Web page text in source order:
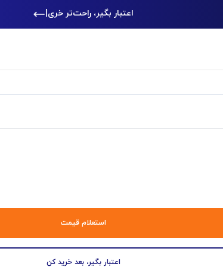
اعتبار بگیر، راحت‌تر خرید کن|
استعلام قیمت
اعتبار بگیر، بعد خرید کن